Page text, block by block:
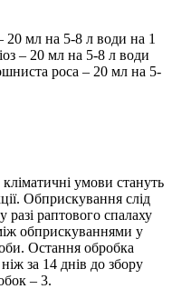
20 мл на 5-8 л води на 1
– 20 мл на 5-8 л води
роса – 20 мл на 5-
умови стануть
Обприскування слід
разі раптового спалаху
обприскуваннями у
Остання обробка
за 14 днів до збору
– 3.